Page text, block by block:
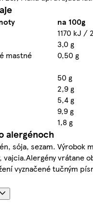
na 100g
1170 kJ /
3,0 g
mastné
0,50 g
50 g
2,9 g
5,4 g
9,9 g
1,8 g
alergénoch
sója, sezam. Výrobok
vajcia.Alergény vrátane
vyznačené tučným